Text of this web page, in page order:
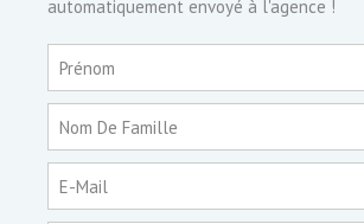
automatiquement envoyé à l'agence !
Prénom
Nom De Famille
E-Mail